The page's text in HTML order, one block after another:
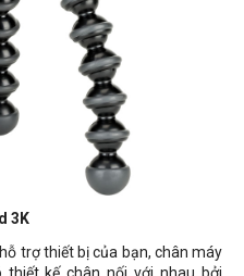
3K
trợ thiết bị của bạn, chân máy